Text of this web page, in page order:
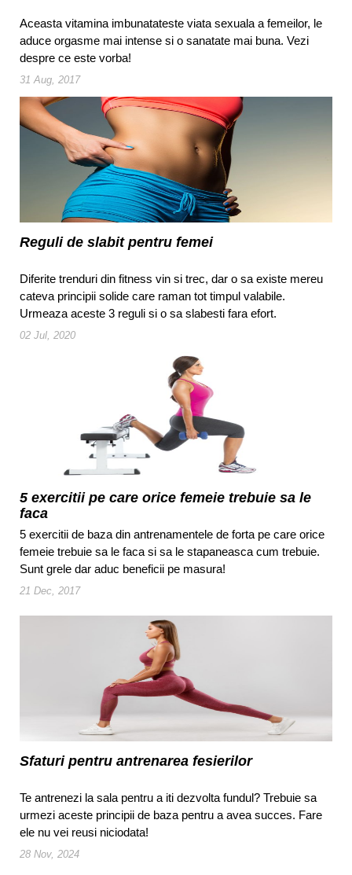
Aceasta vitamina imbunatateste viata sexuala a femeilor, le
aduce orgasme mai intense si o sanatate mai buna. Vezi
despre ce este vorba!
31 Aug, 2017
Reguli de slabit pentru femei
Diferite trenduri din fitness vin si trec, dar o sa existe mereu
cateva principii solide care raman tot timpul valabile.
Urmeaza aceste 3 reguli si o sa slabesti fara efort.
02 Jul, 2020
5 exercitii pe care orice femeie trebuie sa le
faca
5 exercitii de baza din antrenamentele de forta pe care orice
femeie trebuie sa le faca si sa le stapaneasca cum trebuie.
Sunt grele dar aduc beneficii pe masura!
21 Dec, 2017
Sfaturi pentru antrenarea fesierilor
Te antrenezi la sala pentru a iti dezvolta fundul? Trebuie sa
urmezi aceste principii de baza pentru a avea succes. Fare
ele nu vei reusi niciodata!
28 Nov, 2024